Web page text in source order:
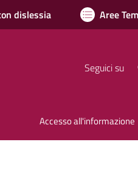
dislessia Aree
Seguici su
Accesso all'informazione